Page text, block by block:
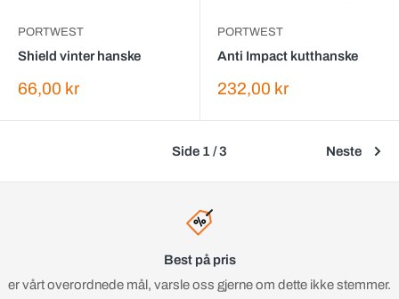
PORTWEST
Shield vinter hanske
Salgspris
66,00 kr
PORTWEST
Anti Impact kutthanske
Salgspris
232,00 kr
Side 1 / 3 Neste
Best på pris
er vårt overordnede mål, varsle oss gjerne om dette ikke stemmer.